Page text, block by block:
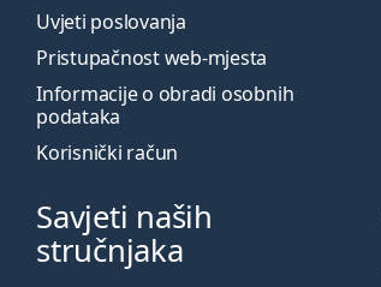
Uvjeti poslovanja
Pristupačnost web-mjesta
Informacije o obradi osobnih
podataka
Korisnički račun
Savjeti naših
stručnjaka